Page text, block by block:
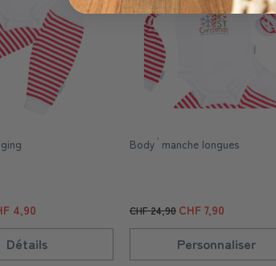
4,90
Détails
Body ࠠ manche longues
CHF 24,90 CHF 7,90
Personnaliser